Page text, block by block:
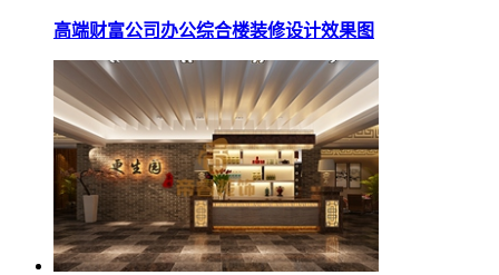
高端财富公司办公综合楼装修设计效果图